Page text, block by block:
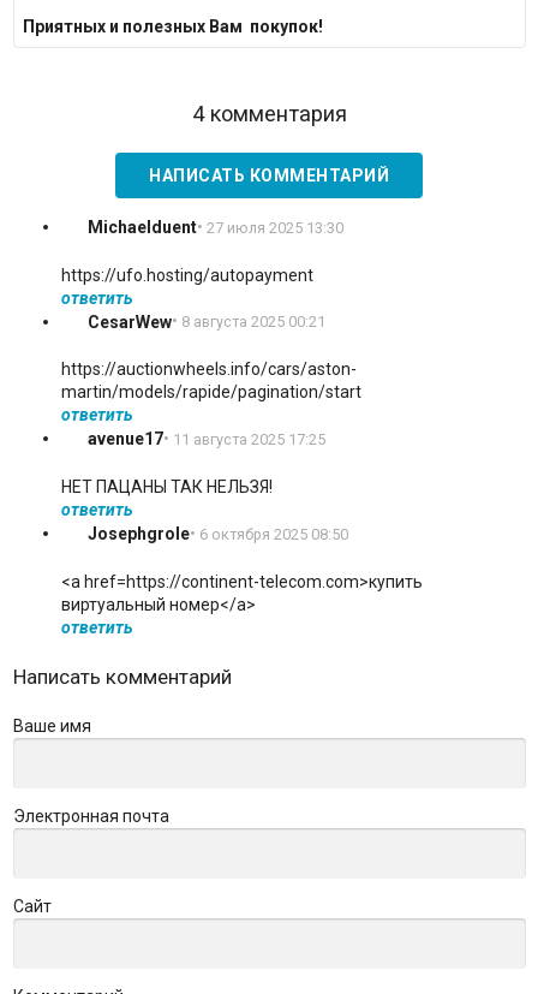
Приятных и полезных Вам покупок!
4 комментария
НАПИСАТЬ КОММЕНТАРИЙ
Michaelduent• 27 июля 2025 13:30
https://ufo.hosting/autopayment
ответить
CesarWew• 8 августа 2025 00:21
https://auctionwheels.info/cars/aston-
martin/models/rapide/pagination/start
ответить
avenue17• 11 августа 2025 17:25
НЕТ ПАЦАНЫ ТАК НЕЛЬЗЯ!
ответить
Josephgrole• 6 октября 2025 08:50
<a href=https://continent-telecom.com>купить
виртуальный номер</a>
ответить
Написать комментарий
Ваше имя
Электронная почта
Сайт